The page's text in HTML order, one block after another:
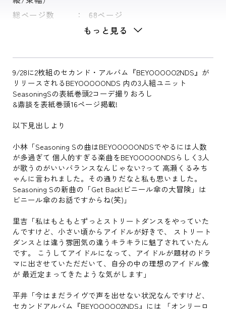
総ページ数 68ページ
もっと見る
9/28に2枚組のセカンド・アルバム『BEYOOOOO2NDS』が
リリースされるBEYOOOOONDS 内の3人組ユニット
SeasoningSの表紙巻頭2コーデ撮りおろし
&鼎談を表紙巻頭16ページ掲載!
以下見出しより
小林「Seasoning Sの曲はBEYOOOOONDSでやるには人数
が多過ぎて 個人的すぎる楽曲をBEYOOOOONDSらしく3人
が歌うのがいいバランスなんじゃない?って 高瀬くるみち
ゃんに言われました。その通りだなと私も思いました。
Seasoning Sの新曲の「Get Back!ビニール傘の大冒険」は
ビニール傘のお話ですからね(笑)」
里吉「私はもともとずっとストリートダンスをやっていた
んですけど、小さい頃からアイドルが好きで、 ストリート
ダンスとは違う雰囲気の違うキラキラに魅了されていたん
です。 こうしてアイドルになって、アイドルが題材のドラ
マに出させていただだいて、自分の中の理想のアイドル像
が 最近定まってきたような気がします」
平井「今はまだライヴで声を出せない状況なんですけど、
セカンドアルバム『BEYOOOOO2NDS』には 「オンリーロ